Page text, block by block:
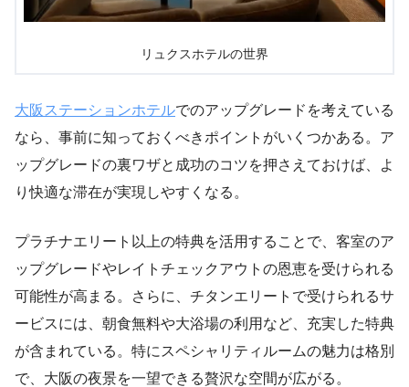
リュクスホテルの世界
大阪ステーションホテルでのアップグレードを考えている
なら、事前に知っておくべきポイントがいくつかある。ア
ップグレードの裏ワザと成功のコツを押さえておけば、よ
り快適な滞在が実現しやすくなる。
プラチナエリート以上の特典を活用することで、客室のア
ップグレードやレイトチェックアウトの恩恵を受けられる
可能性が高まる。さらに、チタンエリートで受けられるサ
ービスには、朝食無料や大浴場の利用など、充実した特典
が含まれている。特にスペシャリティルームの魅力は格別
で、大阪の夜景を一望できる贅沢な空間が広がる。